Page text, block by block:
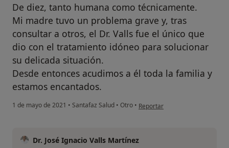
De diez, tanto humana como técnicamente.
Mi madre tuvo un problema grave y, tras
consultar a otros, el Dr. Valls fue el único que
dio con el tratamiento idóneo para solucionar
su delicada situación.
Desde entonces acudimos a él toda la familia y
estamos encantados.
1 de mayo de 2021 • Santafaz Salud • Otro • en opinión del usuario
Reportar
Dr. José Ignacio Valls Martínez